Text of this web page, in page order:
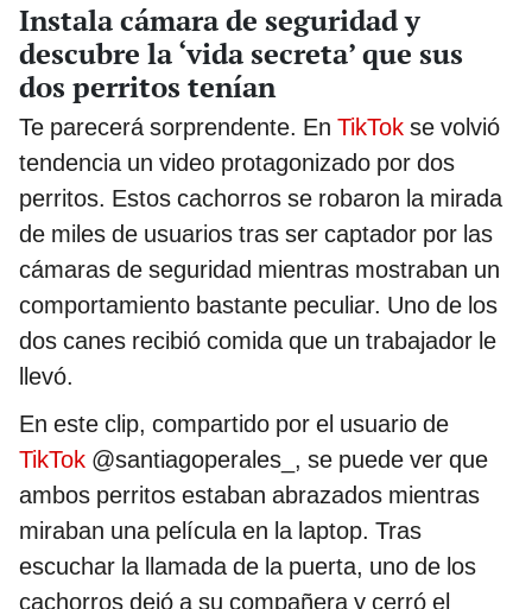
Instala cámara de seguridad y
descubre la ‘vida secreta’ que sus
dos perritos tenían
Te parecerá sorprendente. En TikTok se volvió
tendencia un video protagonizado por dos
perritos. Estos cachorros se robaron la mirada
de miles de usuarios tras ser captador por las
cámaras de seguridad mientras mostraban un
comportamiento bastante peculiar. Uno de los
dos canes recibió comida que un trabajador le
llevó.
En este clip, compartido por el usuario de
TikTok @santiagoperales_, se puede ver que
ambos perritos estaban abrazados mientras
miraban una película en la laptop. Tras
escuchar la llamada de la puerta, uno de los
cachorros dejó a su compañera y cerró el